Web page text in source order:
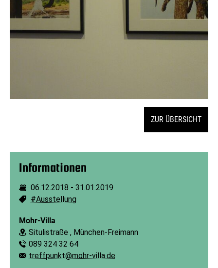
ZUR ÜBERSICHT
Informationen
Dauer:
06.12.2018 -31.01.2019
Schlagworte:
#Ausstellung
Mohr-Villa
Ort:
Situlistraße , München-Freimann
Telefon:
089 324 32 64
E-Mail:
treffpunkt@mohr-villa.de